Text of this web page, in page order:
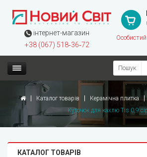
інтернет-магазин
+38 (067) 518‑36‑72
Пошук
Каталог товарів Керамічна плитка
Куточок для кахлю Tis 0,9
КАТАЛОГ ТОВАРІВ